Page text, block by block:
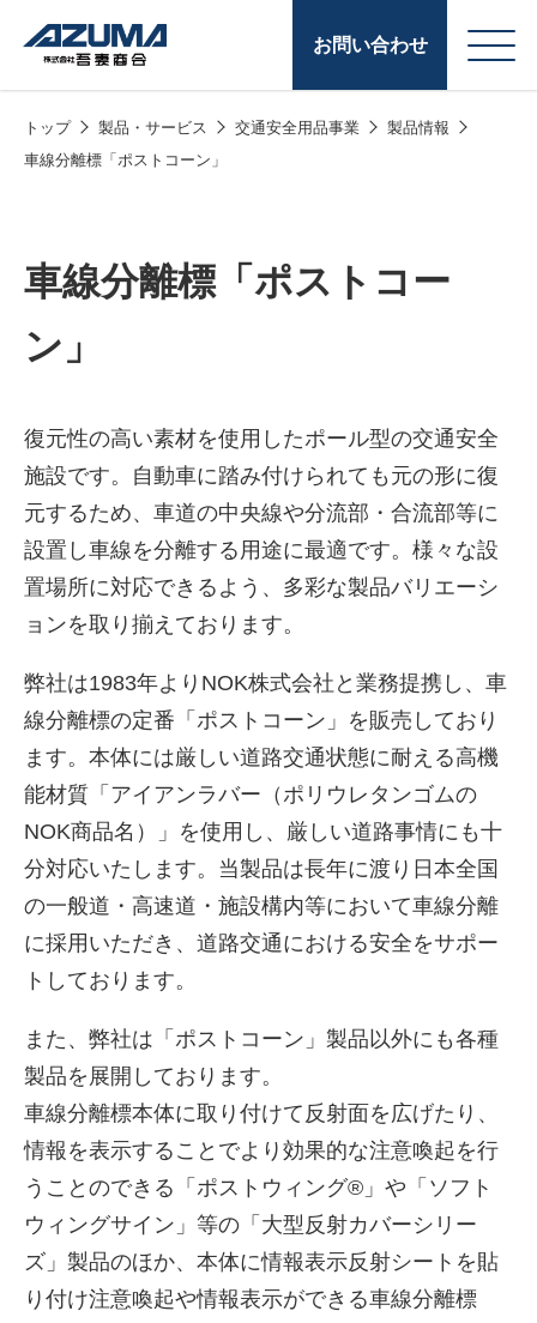
お問い合わせ
株式会社吾妻商会 会
社案内
株式会社吾妻製作所 会社案
内
製品・サービス
(ガソリンカード)
コークス・鋳物
トップ 製品・サービス 交通安全用品事業
製品情報
車線分離標「ポストコーン」
車線分離標「ポストコー
ン」
復元性の高い素材を使用したポール型の交通安全
施設です。自動車に踏み付けられても元の形に復
元するため、車道の中央線や分流部・合流部等に
設置し車線を分離する用途に最適です。様々な設
置場所に対応できるよう、多彩な製品バリエーシ
ョンを取り揃えております。
弊社は1983年よりNOK株式会社と業務提携し、車
線分離標の定番「ポストコーン」を販売しており
ます。本体には厳しい道路交通状態に耐える高機
能材質「アイアンラバー（ポリウレタンゴムの
NOK商品名）」を使用し、厳しい道路事情にも十
分対応いたします。当製品は長年に渡り日本全国
の一般道・高速道・施設構内等において車線分離
に採用いただき、道路交通における安全をサポー
トしております。
また、弊社は「ポストコーン」製品以外にも各種
製品を展開しております。
車線分離標本体に取り付けて反射面を広げたり、
情報を表示することでより効果的な注意喚起を行
うことのできる「ポストウィング®」や「ソフト
ウィングサイン」等の「大型反射カバーシリー
ズ」製品のほか、本体に情報表示反射シートを貼
り付け注意喚起や情報表示ができる車線分離標